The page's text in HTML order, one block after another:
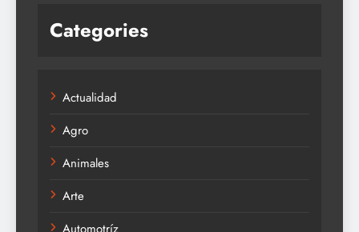
Categories
Actualidad
Agro
Animales
Arte